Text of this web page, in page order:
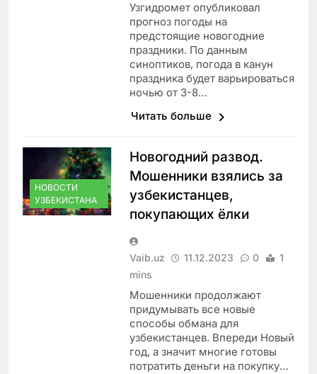
Узгидромет опубликовал
прогноз погоды на
предстоящие новогодние
праздники. По данным
синоптиков, погода в канун
праздника будет варьироваться
ночью от 3-8…
Читать больше
НОВОСТИ
УЗБЕКИСТАНА
Новогодний развод.
Мошенники взялись за
узбекистанцев,
покупающих ёлки
Vaib.uz 11.12.2023 0
1
mins
Мошенники продолжают
придумывать все новые
способы обмана для
узбекистанцев. Впереди Новый
год, а значит многие готовы
потратить деньги на покупку…